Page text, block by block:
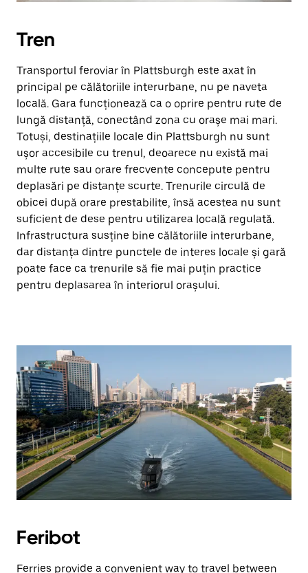
Tren
Transportul feroviar în Plattsburgh este axat în
principal pe călătoriile interurbane, nu pe naveta
locală. Gara funcționează ca o oprire pentru rute de
lungă distanță, conectând zona cu orașe mai mari.
Totuși, destinațiile locale din Plattsburgh nu sunt
ușor accesibile cu trenul, deoarece nu există mai
multe rute sau orare frecvente concepute pentru
deplasări pe distanțe scurte. Trenurile circulă de
obicei după orare prestabilite, însă acestea nu sunt
suficient de dese pentru utilizarea locală regulată.
Infrastructura susține bine călătoriile interurbane,
dar distanța dintre punctele de interes locale și gară
poate face ca trenurile să fie mai puțin practice
pentru deplasarea în interiorul orașului.
Feribot
Ferries provide a convenient way to travel between